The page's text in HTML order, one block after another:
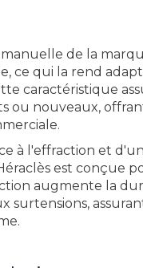
de la
ce qui la rend
caractéristique
ou nouveaux,
à l'effraction et
est conçue
augmente la
surtensions,